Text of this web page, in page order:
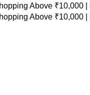
Above ₹10,000 |
Above ₹10,000 |